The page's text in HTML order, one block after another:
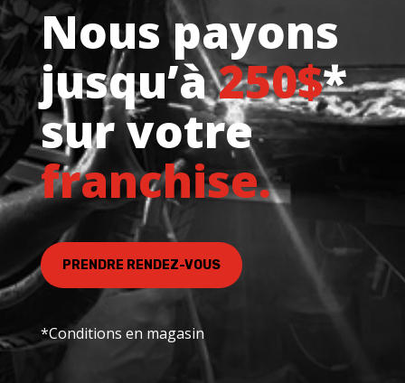
Nous payons
jusqu’à250$*
sur votre
franchise.
PRENDRE RENDEZ-VOUS
*Conditions en magasin